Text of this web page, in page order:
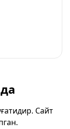
Сайт